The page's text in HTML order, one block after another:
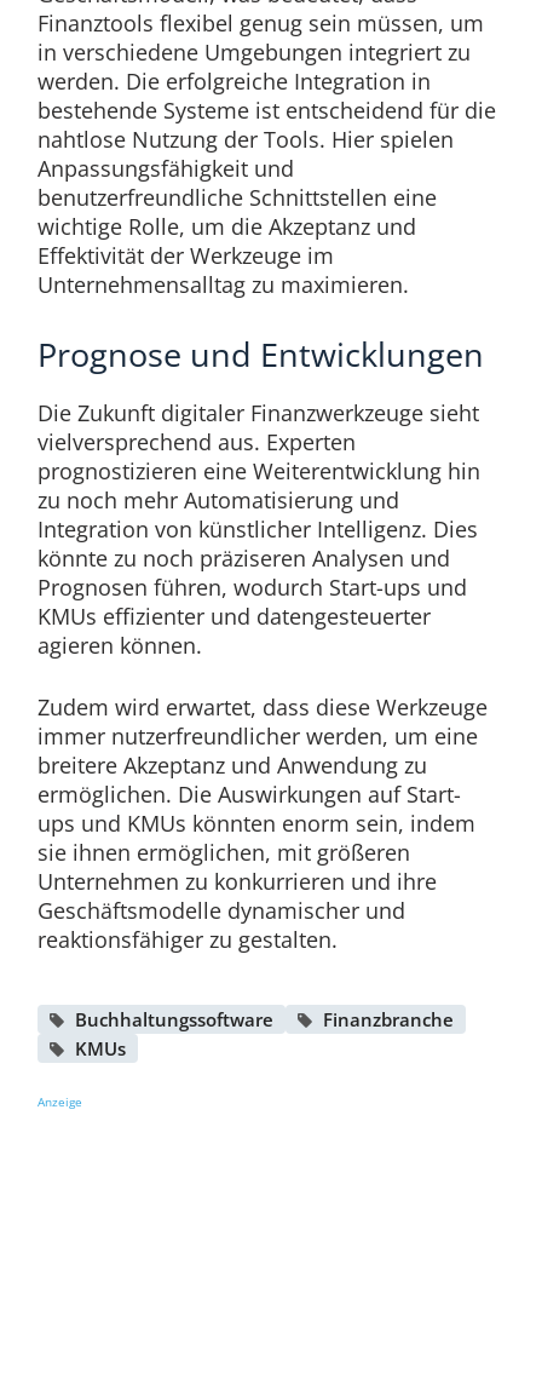
Finanztools flexibel genug sein müssen, um
in verschiedene Umgebungen integriert zu
werden. Die erfolgreiche Integration in
bestehende Systeme ist entscheidend für die
nahtlose Nutzung der Tools. Hier spielen
Anpassungsfähigkeit und
benutzerfreundliche Schnittstellen eine
wichtige Rolle, um die Akzeptanz und
Effektivität der Werkzeuge im
Unternehmensalltag zu maximieren.
Prognose und Entwicklungen
Die Zukunft digitaler Finanzwerkzeuge sieht
vielversprechend aus. Experten
prognostizieren eine Weiterentwicklung hin
zu noch mehr Automatisierung und
Integration von künstlicher Intelligenz. Dies
könnte zu noch präziseren Analysen und
Prognosen führen, wodurch Start-ups und
KMUs effizienter und datengesteuerter
agieren können.
Zudem wird erwartet, dass diese Werkzeuge
immer nutzerfreundlicher werden, um eine
breitere Akzeptanz und Anwendung zu
ermöglichen. Die Auswirkungen auf Start-
ups und KMUs könnten enorm sein, indem
sie ihnen ermöglichen, mit größeren
Unternehmen zu konkurrieren und ihre
Geschäftsmodelle dynamischer und
reaktionsfähiger zu gestalten.
Buchhaltungssoftware
Finanzbranche
KMUs
Anzeige